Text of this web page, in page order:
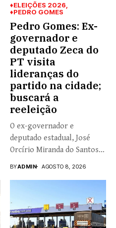
♦ELEIÇÕES 2026
♦PEDRO GOMES
Pedro Gomes: Ex-
governador e
deputado Zeca do
PT visita
lideranças do
partido na cidade;
buscará a
reeleição
O ex-governador e
deputado estadual, José
Orcírio Miranda do Santos,
BYADMIN AGOSTO 8, 2026